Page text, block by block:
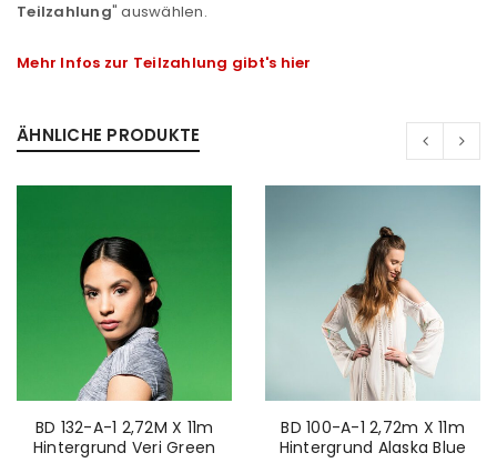
Teilzahlung" auswählen.
Mehr Infos zur Teilzahlung gibt's hier
ÄHNLICHE PRODUKTE
BD 132-A-1 2,72M X 11m
Hintergrund Veri Green
BD 100-A-1 2,72m X 11m
Hintergrund Alaska Blue